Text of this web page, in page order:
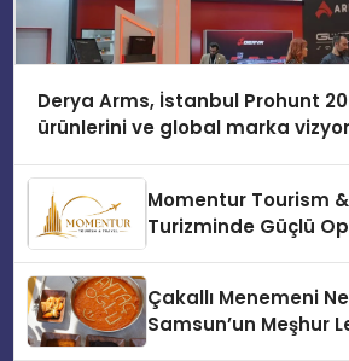
Derya Arms, İstanbul Prohunt
ürünlerini ve global marka
Momentur Tourism
Turizminde Güçlü
Çakallı Menemeni
Samsun’un Meşhur